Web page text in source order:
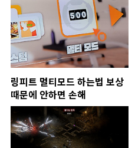
링피트 멀티모드 하는법 보상
때문에 안하면 손해